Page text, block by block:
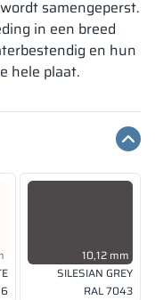
samengeperst.
in een breed
en hun
hele plaat.
10,12 mm
SILESIAN GREY
RAL 7043